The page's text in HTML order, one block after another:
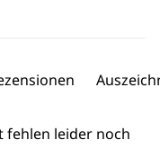
leider noch